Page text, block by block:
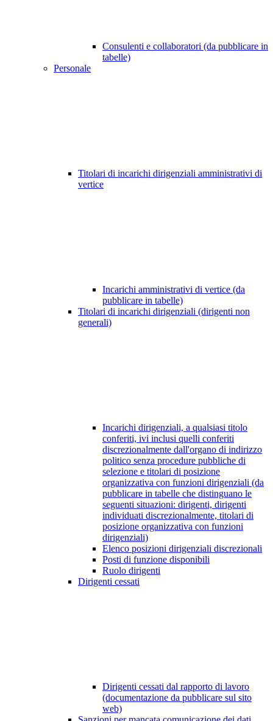
Consulenti e collaboratori (da pubblicare in
tabelle)
Personale
Titolari di incarichi dirigenziali amministrativi di
vertice
Incarichi amministrativi di vertice (da
pubblicare in tabelle)
Titolari di incarichi dirigenziali (dirigenti non
generali)
Incarichi dirigenziali, a qualsiasi titolo
conferiti, ivi inclusi quelli conferiti
discrezionalmente dall'organo di indirizzo
politico senza procedure pubbliche di
selezione e titolari di posizione
organizzativa con funzioni dirigenziali (da
pubblicare in tabelle che distinguano le
seguenti situazioni: dirigenti, dirigenti
individuati discrezionalmente, titolari di
posizione organizzativa con funzioni
dirigenziali)
Elenco posizioni dirigenziali discrezionali
Posti di funzione disponibili
Ruolo dirigenti
Dirigenti cessati
Dirigenti cessati dal rapporto di lavoro
(documentazione da pubblicare sul sito
web)